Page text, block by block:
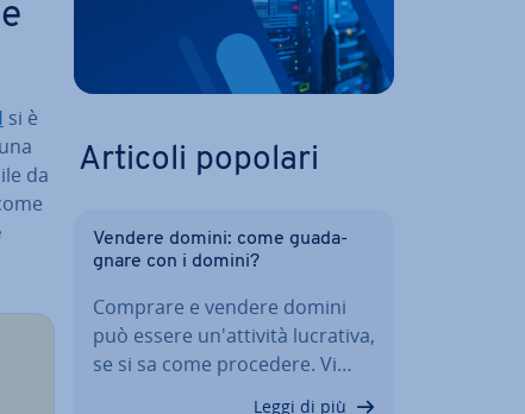
si è
da
Articoli popolari
Vendere domini: come gua­da­
gna­re con i domini?
Comprare e vendere domini
può essere un'at­ti­vi­tà lucrativa,
se si sa come procedere. Vi…
Leggi di più